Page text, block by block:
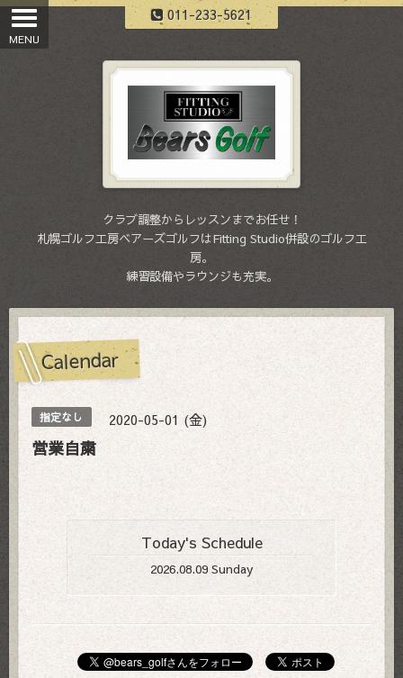
011-233-5621
クラブ調整からレッスンまでお任せ！
札幌ゴルフ工房ベアーズゴルフはFitting Studio併設のゴルフ工
房。
練習設備やラウンジも充実。
Calendar
指定なし 2020-05-01 (金)
営業自粛
Today's Schedule
2026.08.09 Sunday